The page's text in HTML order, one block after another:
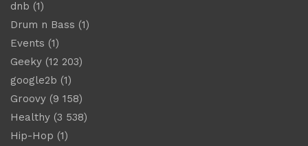
dnb (1)
Drum n Bass (1)
Events (1)
Geeky (12 203)
google2b (1)
Groovy (9 158)
Healthy (3 538)
Hip-Hop (1)